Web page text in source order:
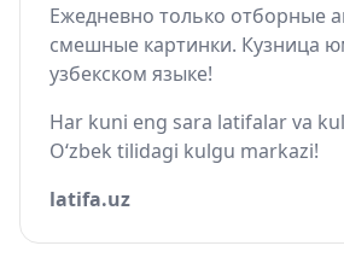
Ежедневно только отборные
смешные картинки. Кузница
узбекском языке!
Har kuni eng sara latifalar va
O‘zbek tilidagi kulgu markazi!
latifa.uz